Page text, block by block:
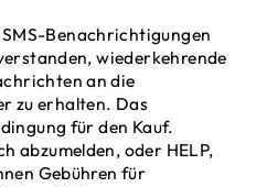
Benachrichtigungen
wiederkehrende
an die
zu erhalten. Das
für den Kauf.
abzumelden, oder HELP,
Gebühren für